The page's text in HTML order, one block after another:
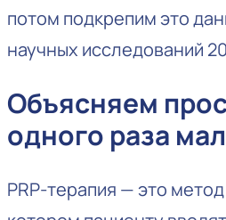
потом подкрепим это
научных исследований
Объясняем
одного раза
PRP-терапия — это